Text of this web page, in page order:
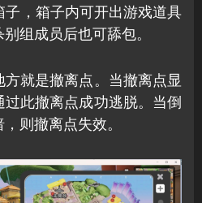
子，箱子内可开出游戏道具
组成员后也可舔包。
就是撤离点。当撤离点显
此撤离点成功逃脱。当倒
则撤离点失效。